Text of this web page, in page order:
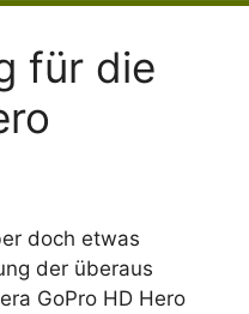
für die
doch etwas
der überaus
GoPro HD Hero